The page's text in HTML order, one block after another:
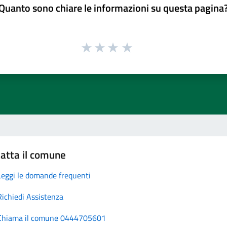
sono chiare le informazioni su questa
il comune
le domande frequenti
Assistenza
il comune 0444705601